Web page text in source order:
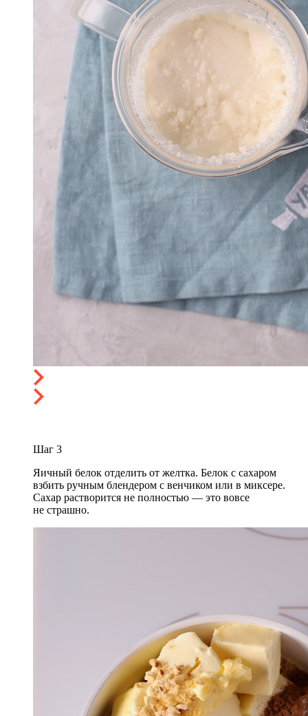
Шаг 3
Яичный белок отделить от желтка. Белок с сахаром
взбить ручным блендером с венчиком или в миксере.
Сахар растворится не полностью — это вовсе
не страшно.